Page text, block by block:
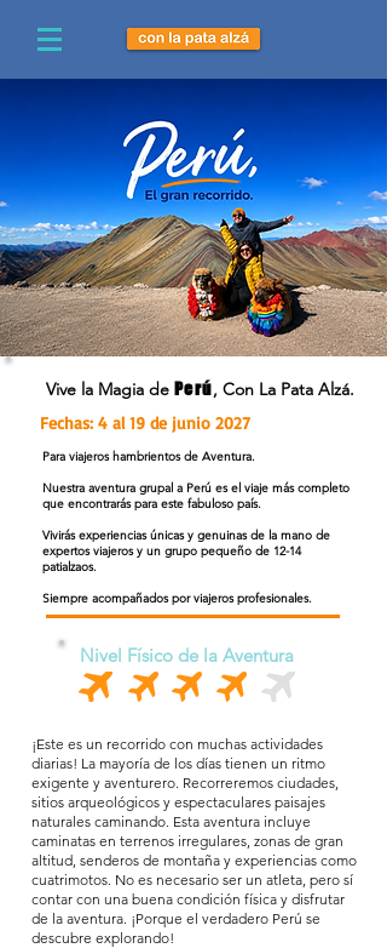
Vive la Magia de Perú, Con La Pata Alzá.
Fechas: 4 al 19 de junio 2027
Para viajeros hambrientos de Aventura.
Nuestra aventura grupal a Perú es el viaje más completo
que encontrarás para este fabuloso país.
Vivirás experiencias únicas y genuinas de la mano de
expertos viajeros y un grupo pequeño de 12-14
patialzaos.
Siempre acompañados por viajeros profesionales.
Nivel Físico de la Aventura
¡Este es un recorrido con muchas actividades
diarias! La mayoría de los días tienen un ritmo
exigente y aventurero. Recorreremos ciudades,
sitios arqueológicos y espectaculares paisajes
naturales caminando. Esta aventura incluye
caminatas en terrenos irregulares, zonas de gran
altitud, senderos de montaña y experiencias como
cuatrimotos. No es necesario ser un atleta, pero sí
contar con una buena condición física y disfrutar
de la aventura. ¡Porque el verdadero Perú se
descubre explorando!